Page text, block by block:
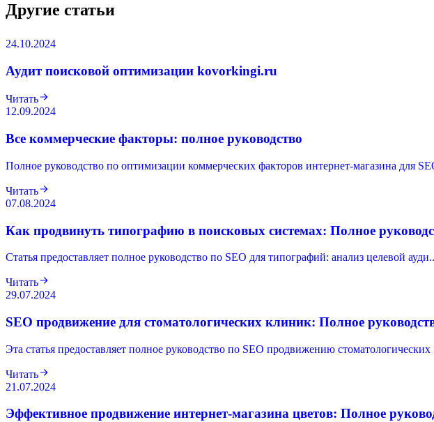
Другие статьи
24.10.2024
Аудит поисковой оптимизации kovorkingi.ru
Читать
12.09.2024
Все коммерческие факторы: полное руководство
Полное руководство по оптимизации коммерческих факторов интернет-магазина для
Читать
07.08.2024
Как продвинуть типографию в поисковых системах: Полное
Статья предоставляет полное руководство по SEO для типографий: анализ целевой
Читать
29.07.2024
SEO продвижение для стоматологических клиник: Полное
Эта статья предоставляет полное руководство по SEO продвижению стоматологических
Читать
21.07.2024
Эффективное продвижение интернет-магазина цветов: Полное